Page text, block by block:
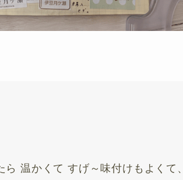
温かくて すげ～味付けもよくて、